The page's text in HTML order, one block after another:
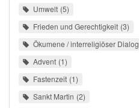
Umwelt 5
Frieden und Gerechtigkeit 3
Ökumene / interreligiöser Dialog
Advent 1
Fastenzeit 1
Sankt Martin 2